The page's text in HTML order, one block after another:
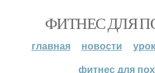
ФИТНЕС ДЛЯ
главная новости
фитнес для